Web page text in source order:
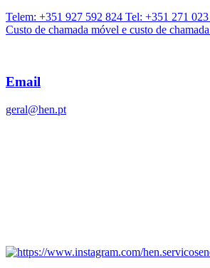
Telem: +351 927 592 824 Tel: +351 271 023
Custo de chamada móvel e custo de
Email
geral@hen.pt